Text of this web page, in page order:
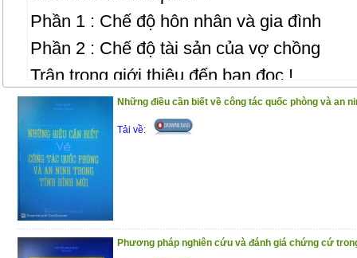
Phần 1 : Chế độ hôn nhân và gia đình
Phần 2 : Chế độ tài sản của vợ chồng
Trân trọng giới thiệu đến bạn đọc !
(25/11/2020)Những điều cần biết về công tác quốc phòng và an
Tải về:
Phương pháp nghiên cứu và đánh giá chứng cứ